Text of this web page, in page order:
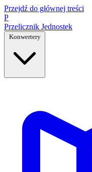
Przejdź do głównej treści
P
Przelicznik Jednostek
Konwertery